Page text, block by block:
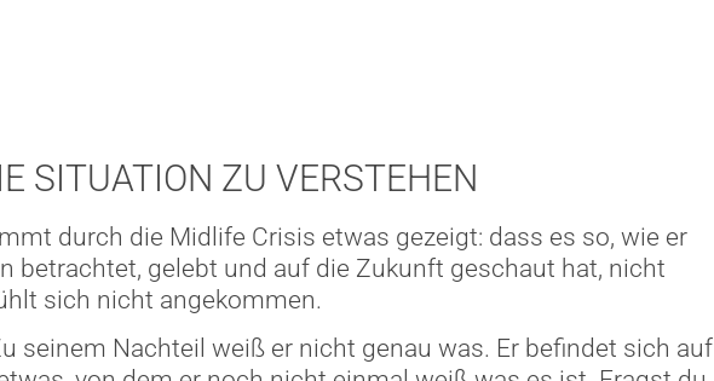
SITUATION ZU VERSTEHEN
durch die Midlife Crisis etwas gezeigt: dass es so, wie er
betrachtet, gelebt und auf die Zukunft geschaut hat, nicht
sich nicht angekommen.
seinem Nachteil weiß er nicht genau was. Er befindet sich auf